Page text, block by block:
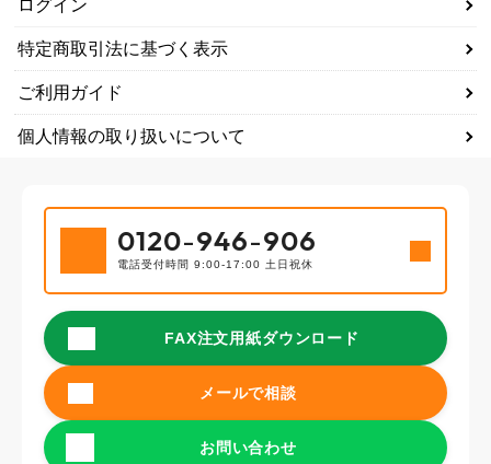
ログイン
特定商取引法に基づく表示
ご利用ガイド
個人情報の取り扱いについて
0120-946-906
電話受付時間 9:00-17:00 土日祝休
FAX注文用紙ダウンロード
メールで相談
お問い合わせ